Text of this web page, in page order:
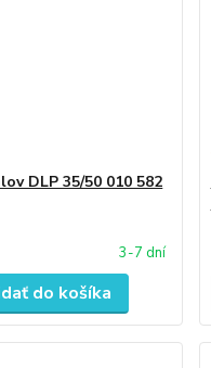
DLP 35/50 010 582
3-7 dní
do košíka